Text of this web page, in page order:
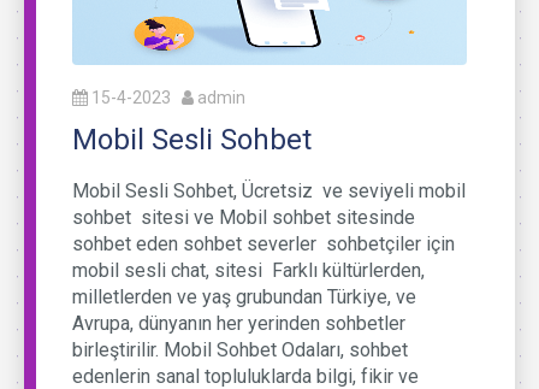
15-4-2023 admin
Mobil Sesli Sohbet
Mobil Sesli Sohbet, Ücretsiz ve seviyeli mobil
sohbet sitesi ve Mobil sohbet sitesinde
sohbet eden sohbet severler sohbetçiler için
mobil sesli chat, sitesi Farklı kültürlerden,
milletlerden ve yaş grubundan Türkiye, ve
Avrupa, dünyanın her yerinden sohbetler
birleştirilir. Mobil Sohbet Odaları, sohbet
edenlerin sanal topluluklarda bilgi, fikir ve